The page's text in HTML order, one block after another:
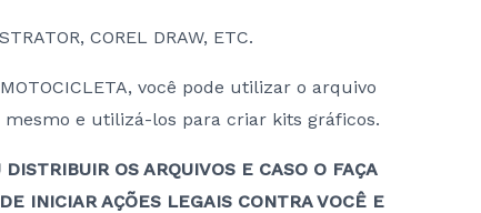
COREL DRAW, ETC.
você pode utilizar o arquivo
e utilizá-los para criar kits gráficos.
OS ARQUIVOS E CASO O FAÇA
INICIAR AÇÕES LEGAIS CONTRA VOCÊ E